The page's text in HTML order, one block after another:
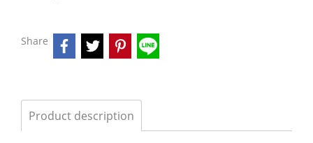
Share
Product description